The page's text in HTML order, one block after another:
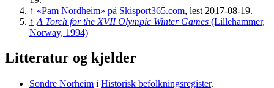
↑ «Pam Nordheim» på Skisport365.com, lest 2017-08-19.
↑ A Torch for the XVII Olympic Winter Games (Lillehammer,
Norway, 1994)
Litteratur og kjelder
Sondre Norheim i Historisk befolkningsregister.